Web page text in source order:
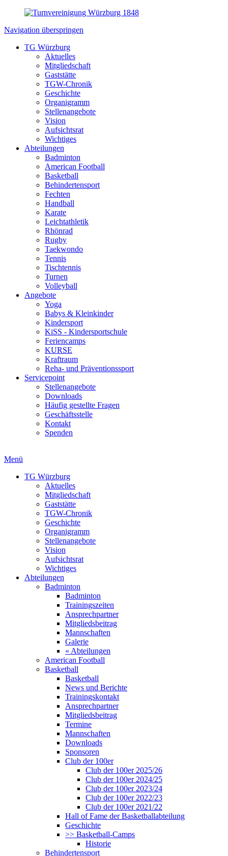
Navigation überspringen
TG Würzburg
Aktuelles
Mitgliedschaft
Gaststätte
TGW-Chronik
Geschichte
Organigramm
Stellenangebote
Vision
Aufsichtsrat
Wichtiges
Abteilungen
Badminton
American Football
Basketball
Behindertensport
Fechten
Handball
Karate
Leichtathletik
Rhönrad
Rugby
Taekwondo
Tennis
Tischtennis
Turnen
Volleyball
Angebote
Yoga
Babys & Kleinkinder
Kindersport
KiSS - Kindersportschule
Feriencamps
KURSE
Kraftraum
Reha- und Präventionssport
Servicepoint
Stellenangebote
Downloads
Häufig gestellte Fragen
Geschäftsstelle
Kontakt
Spenden
Menü
TG Würzburg
Aktuelles
Mitgliedschaft
Gaststätte
TGW-Chronik
Geschichte
Organigramm
Stellenangebote
Vision
Aufsichtsrat
Wichtiges
Abteilungen
Badminton
Badminton
Trainingszeiten
Ansprechpartner
Mitgliedsbeitrag
Mannschaften
Galerie
« Abteilungen
American Football
Basketball
Basketball
News und Berichte
Trainingskontakt
Ansprechpartner
Mitgliedsbeitrag
Termine
Mannschaften
Downloads
Sponsoren
Club der 100er
Club der 100er 2025/26
Club der 100er 2024/25
Club der 100er 2023/24
Club der 100er 2022/23
Club der 100er 2021/22
Hall of Fame der Basketballabteilung
Geschichte
>> Basketball-Camps
Historie
Behindertensport